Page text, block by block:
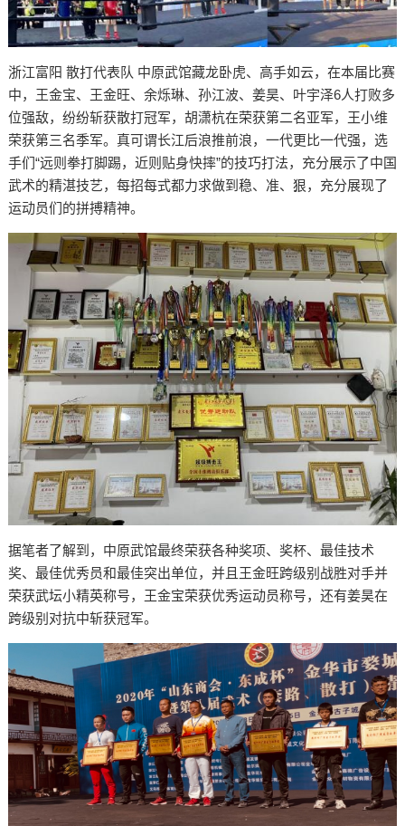
浙江富阳 散打代表队 中原武馆藏龙卧虎、高手如云，在本届比赛
中，王金宝、王金旺、余烁琳、孙江波、姜昊、叶宇泽6人打败多
位强敌，纷纷斩获散打冠军，胡潇杭在荣获第二名亚军，王小维
荣获第三名季军。真可谓长江后浪推前浪，一代更比一代强，选
手们“远则拳打脚踢，近则贴身快摔”的技巧打法，充分展示了中国
武术的精湛技艺，每招每式都力求做到稳、准、狠，充分展现了
运动员们的拼搏精神。
据笔者了解到，中原武馆最终荣获各种奖项、奖杯、最佳技术
奖、最佳优秀员和最佳突出单位，并且王金旺跨级别战胜对手并
荣获武坛小精英称号，王金宝荣获优秀运动员称号，还有姜昊在
跨级别对抗中斩获冠军。